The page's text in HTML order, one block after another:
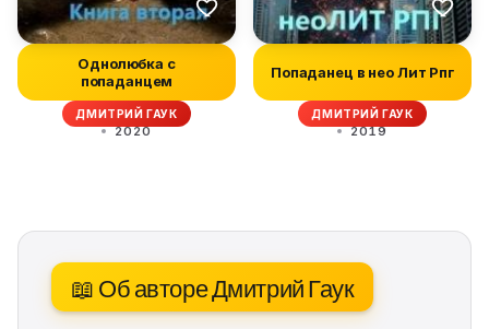
Однолюбка с
попаданцем
ДМИТРИЙ ГАУК
2020
Попаданец в нео Лит Рпг
ДМИТРИЙ ГАУК
2019
📖 Об авторе Дмитрий Гаук